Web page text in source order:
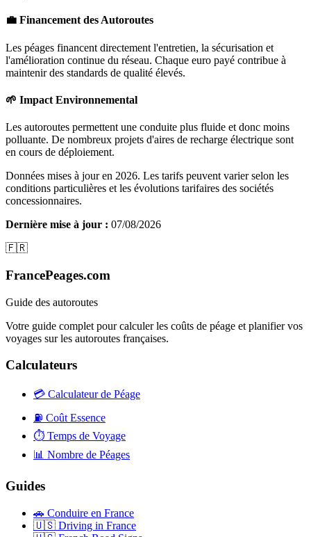
💼 Financement des Autoroutes
Les péages financent directement l'entretien, la sécurisation et
l'amélioration continue du réseau. Chaque euro payé contribue à
maintenir des standards de qualité élevés.
🌱 Impact Environnemental
Les autoroutes permettent une conduite plus fluide et donc moins
polluante. De nombreux projets d'aires de recharge électrique sont
en cours de déploiement.
Données mises à jour en 2026. Les tarifs peuvent varier selon les
conditions particulières et les évolutions tarifaires des sociétés
concessionnaires.
Dernière mise à jour : 07/08/2026
🇫🇷
FrancePeages.com
Guide des autoroutes
Votre guide complet pour calculer les coûts de péage et planifier vos
voyages sur les autoroutes françaises.
Calculateurs
💳 Calculateur de Péage
⛽ Coût Essence
⏱️ Temps de Voyage
📊 Nombre de Péages
Guides
🚗 Conduire en France
🇺🇸 Driving in France